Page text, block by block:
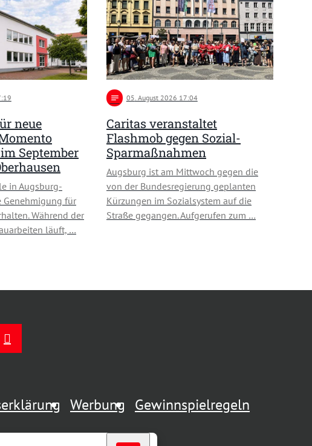
neue
September
in Augsburg-
Genehmigung für
Während der
läuft, …
notes 05. August 2026 17:04
Caritas veranstaltet
Flashmob gegen Sozial-
Sparmaßnahmen
Augsburg ist am Mittwoch gegen die
von der Bundesregierung geplanten
Kürzungen im Sozialsystem auf die
Straße gegangen. Aufgerufen zum …
Werbung Gewinnspielregeln